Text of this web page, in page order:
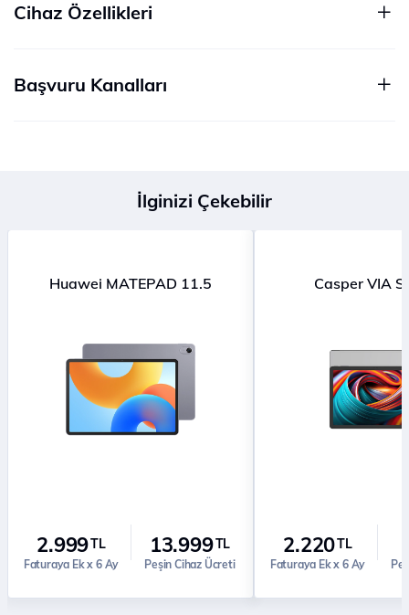
Cihaz Özellikleri
Başvuru Kanalları
İlginizi Çekebilir
Huawei MATEPAD 11.5
2.999TL
Faturaya Ek x 6 Ay
13.999TL
Peşin Cihaz Ücreti
Casper VIA
2.220TL
Faturaya Ek x 6 Ay